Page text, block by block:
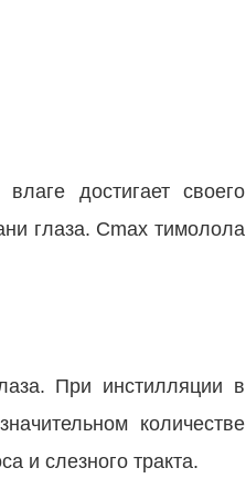
достигает своего
глаза. Сmax тимолола
При инстилляции в
количестве
и слезного тракта.